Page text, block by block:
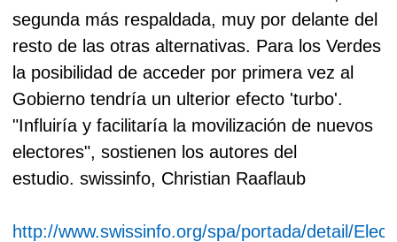
segunda más respaldada, muy por delante del
resto de las otras alternativas. Para los Verdes
la posibilidad de acceder por primera vez al
Gobierno tendría un ulterior efecto 'turbo'.
"Influiría y facilitaría la movilización de nuevos
electores", sostienen los autores del
estudio. swissinfo, Christian Raaflaub
http://www.swissinfo.org/spa/portada/detail/